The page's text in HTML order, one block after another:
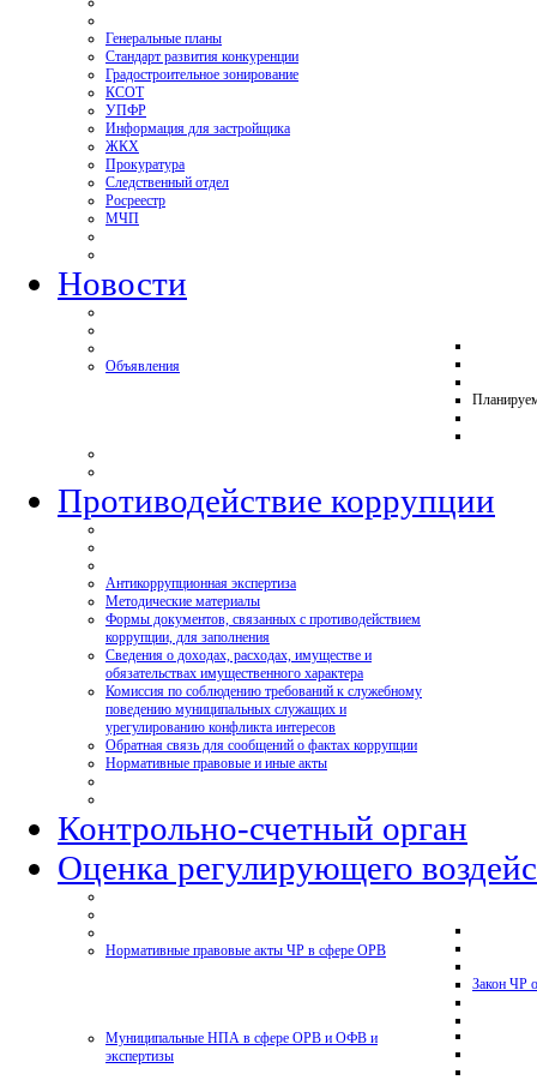
Генеральные планы
Стандарт развития конкуренции
Градостроительное зонирование
КСОТ
УПФР
Информация для застройщика
ЖКХ
Прокуратура
Следственный отдел
Росреестр
МЧП
Новости
Объявления
Противодействие коррупции
Антикоррупционная экспертиза
Методические материалы
Формы документов, связанных с противодействием
коррупции, для заполнения
Сведения о доходах, расходах, имуществе и
обязательствах имущественного характера
Комиссия по соблюдению требований к служебному
поведению муниципальных служащих и
урегулированию конфликта интересов
Обратная связь для сообщений о фактах коррупции
Нормативные правовые и иные акты
Контрольно-счетный орган
Оценка регулирующего
Нормативные правовые акты ЧР в сфере ОРВ
Закон ЧР
Муниципальные НПА в сфере ОРВ и ОФВ и
экспертизы